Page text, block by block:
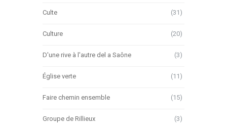
Culte (31)
Culture (20)
D'une rive à l'autre del a Saône (3)
Église verte (11)
Faire chemin ensemble (15)
Groupe de Rillieux (3)